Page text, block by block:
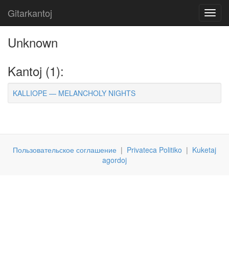
Gitarkantoj
Unknown
Kantoj (1):
KALLIOPE — MELANCHOLY NIGHTS
Пользовательское соглашение | Privateca Politiko | Kuketaj
agordoj